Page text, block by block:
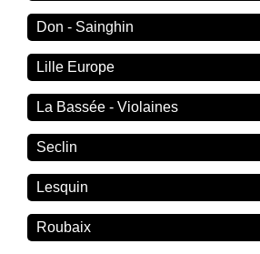
Don - Sainghin
Lille Europe
La Bassée - Violaines
Seclin
Lesquin
Roubaix